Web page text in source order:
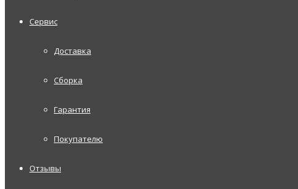
Сервис
Доставка
Сборка
Гарантия
Покупателю
Отзывы